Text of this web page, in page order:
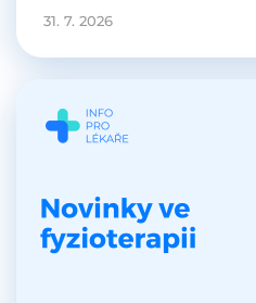
31. 7. 2026